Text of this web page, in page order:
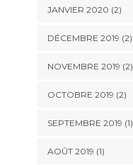
JANVIER 2020 (2)
DÉCEMBRE 2019 (2)
NOVEMBRE 2019 (2)
OCTOBRE 2019 (2)
SEPTEMBRE 2019 (1)
AOÛT 2019 (1)